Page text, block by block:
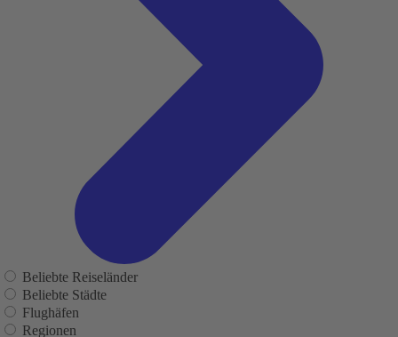
Beliebte Reiseländer
Beliebte Städte
Flughäfen
Regionen